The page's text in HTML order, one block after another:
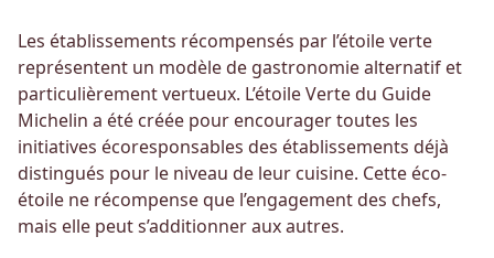
Les établissements récompensés par l’étoile verte
représentent un modèle de gastronomie alternatif et
particulièrement vertueux. L’étoile Verte du Guide
Michelin a été créée pour encourager toutes les
initiatives écoresponsables des établissements déjà
distingués pour le niveau de leur cuisine. Cette éco-
étoile ne récompense que l’engagement des chefs,
mais elle peut s’additionner aux autres.